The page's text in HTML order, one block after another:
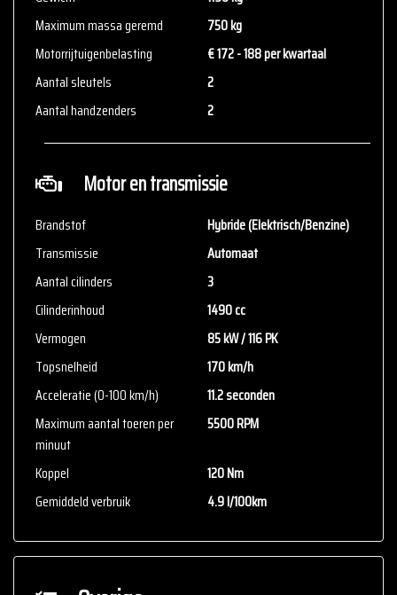
Maximum massa geremd
750 kg
Motorrijtuigenbelasting
€ 172 - 188 per kwartaal
Aantal sleutels
2
Aantal handzenders
2
Motor en transmissie
Brandstof
Hybride (Elektrisch/Benzine)
Transmissie
Automaat
Aantal cilinders
3
Cilinderinhoud
1490 cc
Vermogen
85 kW / 116 PK
Topsnelheid
170 km/h
Acceleratie (0-100 km/h)
11.2 seconden
Maximum aantal toeren per
minuut
5500 RPM
Koppel
120 Nm
Gemiddeld verbruik
4.9 l/100km